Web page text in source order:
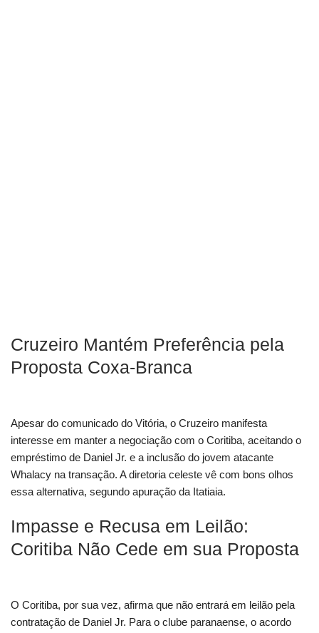
Cruzeiro Mantém Preferência pela
Proposta Coxa-Branca
Apesar do comunicado do Vitória, o Cruzeiro manifesta
interesse em manter a negociação com o Coritiba, aceitando o
empréstimo de Daniel Jr. e a inclusão do jovem atacante
Whalacy na transação. A diretoria celeste vê com bons olhos
essa alternativa, segundo apuração da Itatiaia.
Impasse e Recusa em Leilão:
Coritiba Não Cede em sua Proposta
O Coritiba, por sua vez, afirma que não entrará em leilão pela
contratação de Daniel Jr. Para o clube paranaense, o acordo